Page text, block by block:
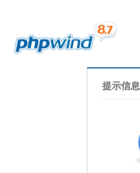
提示信息